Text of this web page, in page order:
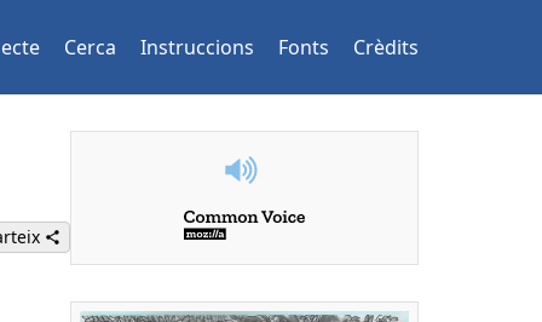
Cerca Instruccions Fonts Crèdits